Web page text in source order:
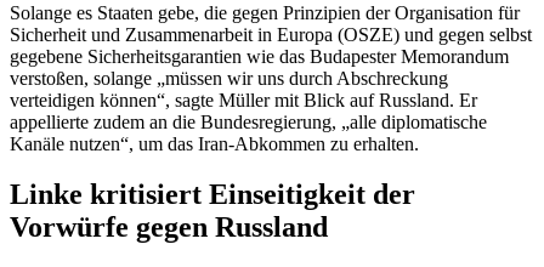
Solange es Staaten gebe, die gegen Prinzipien der Organisation für
Sicherheit und Zusammenarbeit in Europa (OSZE) und gegen selbst
gegebene Sicherheitsgarantien wie das Budapester Memorandum
verstoßen, solange „müssen wir uns durch Abschreckung
verteidigen können“, sagte Müller mit Blick auf Russland. Er
appellierte zudem an die Bundesregierung, „alle diplomatische
Kanäle nutzen“, um das Iran-Abkommen zu erhalten.
Linke kritisiert Einseitigkeit der
Vorwürfe gegen Russland